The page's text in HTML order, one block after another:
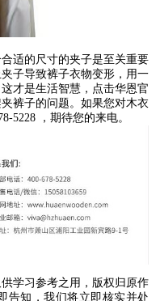
适的尺寸的夹子是至关重要
子导致裤子衣物变形，用一
才是生活智慧，点击华恩官
裤子的问题。如果您对木衣
5228 ，期待您的来电。
学习参考之用，版权归原作
告知，我们将立即核实并处